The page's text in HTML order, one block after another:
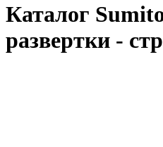
Каталог
развертки -